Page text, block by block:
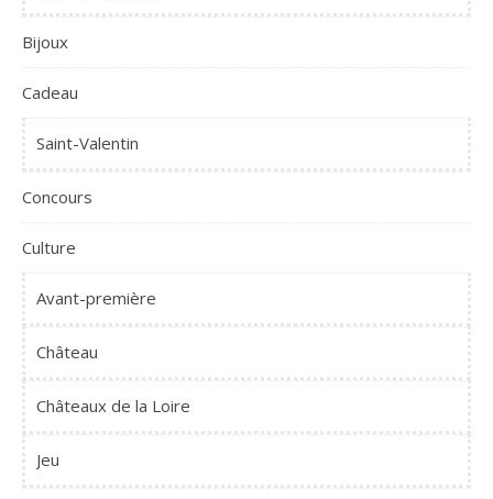
Bijoux
Cadeau
Saint-Valentin
Concours
Culture
Avant-première
Château
Châteaux de la Loire
Jeu